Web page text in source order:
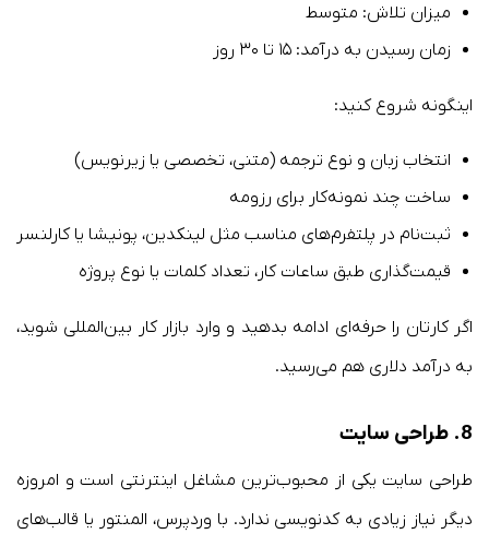
میزان تلاش: متوسط
زمان رسیدن به درآمد: ۱۵ تا ۳۰ روز
اینگونه شروع کنید:
انتخاب زبان و نوع ترجمه (متنی، تخصصی یا زیرنویس)
ساخت چند نمونه‌کار برای رزومه
ثبت‌نام در پلتفرم‌های مناسب مثل لینکدین، پونیشا یا کارلنسر
قیمت‌گذاری طبق ساعات کار، تعداد کلمات یا نوع پروژه
اگر کارتان را حرفه‌ای ادامه بدهید و وارد بازار کار بین‌المللی شوید،
به درآمد دلاری هم می‌رسید.
8. طراحی سایت
طراحی سایت یکی از محبوب‌ترین مشاغل اینترنتی است و امروزه
دیگر نیاز زیادی به کدنویسی ندارد. با وردپرس، المنتور یا قالب‌های